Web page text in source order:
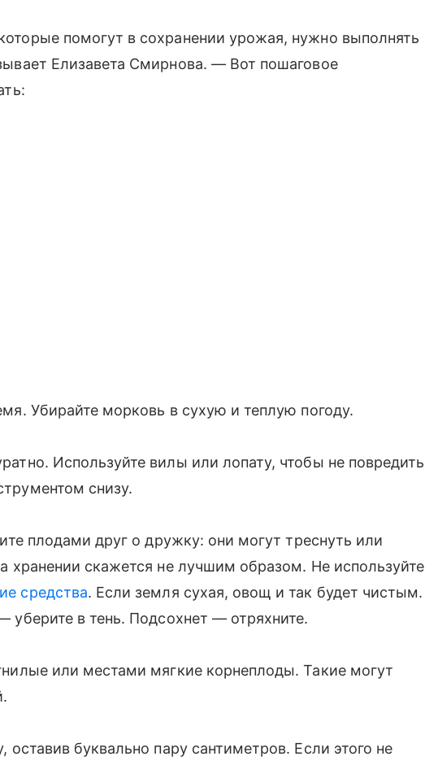
помогут в сохранении урожая, нужно выполнять
Елизавета Смирнова. — Вот пошаговое
Убирайте морковь в сухую и теплую погоду.
Используйте вилы или лопату, чтобы не повредить
снизу.
плодами друг о дружку: они могут треснуть или
хранении скажется не лучшим образом. Не используйте
средства. Если земля сухая, овощ и так будет чистым.
уберите в тень. Подсохнет — отряхните.
или местами мягкие корнеплоды. Такие могут
буквально пару сантиметров. Если этого не